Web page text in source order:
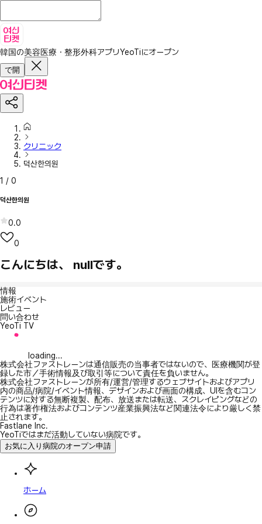
韓国の美容医療・整形外科アプリYeoTiにオープン
で開
クリニック
덕산한의원
1 / 0
덕산한의원
0.0
0
こんにちは、 nullです。
情報
施術イベント
レビュー
問い合わせ
YeoTi TV
loading...
株式会社ファストレーンは通信販売の当事者ではないので、医療機関が登
録した市／手術情報及び取引等について責任を負いません。
株式会社ファストレーンが所有/運営/管理するウェブサイトおよびアプリ
内の商品/病院/イベント情報、デザインおよび画面の構成、UIを含むコン
テンツに対する無断複製、配布、放送または転送、スクレイピングなどの
行為は著作権法およびコンテンツ産業振興法など関連法令により厳しく禁
止されます。
Fastlane Inc.
YeoTiではまだ活動していない病院です。
お気に入り病院のオープン申請
ホーム